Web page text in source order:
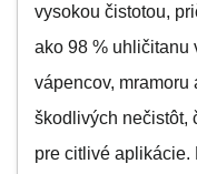
vysokou čistotou,
ako 98 % uhličitanu
vápencov, mramoru
škodlivých nečistôt,
pre citlivé aplikácie.